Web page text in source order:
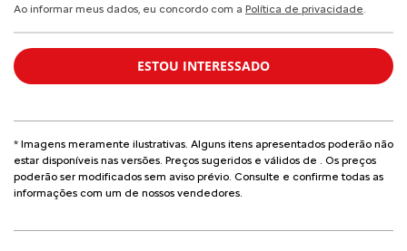
Ao informar meus dados, eu concordo com a Política de privacidade.
ESTOU INTERESSADO
* Imagens meramente ilustrativas. Alguns itens apresentados poderão não
estar disponíveis nas versões. Preços sugeridos e válidos de . Os preços
poderão ser modificados sem aviso prévio. Consulte e confirme todas as
informações com um de nossos vendedores.